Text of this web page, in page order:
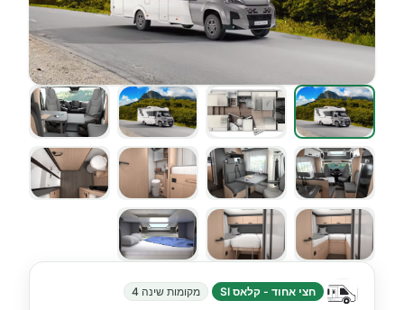
חצי אחוד - קלאס SI מקומות שינה 4